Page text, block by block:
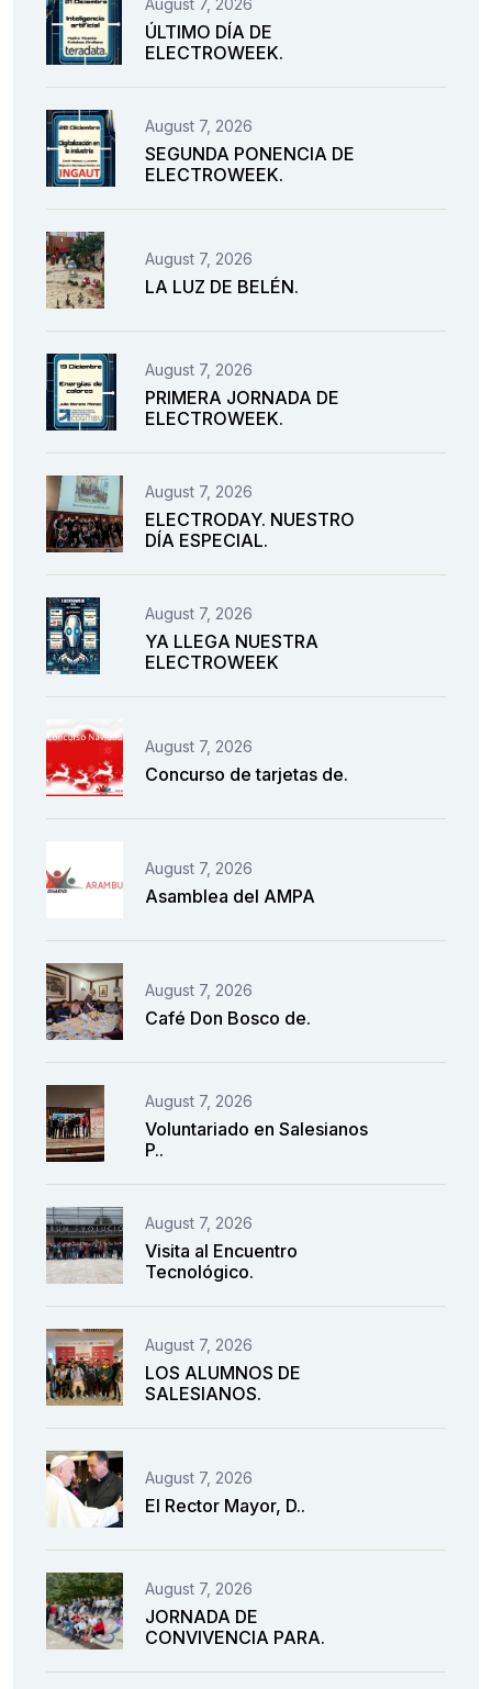
August 7, 2026
ÚLTIMO DÍA DE
ELECTROWEEK.
August 7, 2026
SEGUNDA PONENCIA DE
ELECTROWEEK.
August 7, 2026
LA LUZ DE BELÉN.
August 7, 2026
PRIMERA JORNADA DE
ELECTROWEEK.
August 7, 2026
ELECTRODAY. NUESTRO
DÍA ESPECIAL.
August 7, 2026
YA LLEGA NUESTRA
ELECTROWEEK
August 7, 2026
Concurso de tarjetas de.
August 7, 2026
Asamblea del AMPA
August 7, 2026
Café Don Bosco de.
August 7, 2026
Voluntariado en Salesianos
P..
August 7, 2026
Visita al Encuentro
Tecnológico.
August 7, 2026
LOS ALUMNOS DE
SALESIANOS.
August 7, 2026
El Rector Mayor, D..
August 7, 2026
JORNADA DE
CONVIVENCIA PARA.